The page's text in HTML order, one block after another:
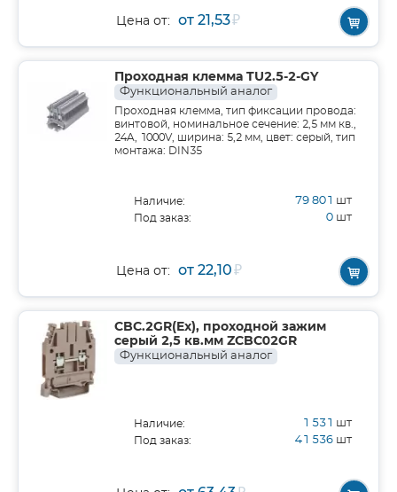
Цена от: от 21,53₽
Проходная клемма TU2.5-2-GY
Функциональный аналог
Проходная клемма, тип фиксации провода:
винтовой, номинальное сечение: 2,5 мм кв.,
24A, 1000V, ширина: 5,2 мм, цвет: серый, тип
монтажа: DIN35
Наличие: 79 801 шт
Под заказ: 0 шт
Цена от: от 22,10₽
CBC.2GR(Ex), проходной зажим
серый 2,5 кв.мм ZCBC02GR
Функциональный аналог
Наличие: 1 531 шт
Под заказ: 41 536 шт